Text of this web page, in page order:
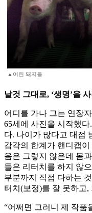
▲어린 돼지들
날것 그대로, ‘생명’을
어디를 가나 그는 연장
65세에 사진을 시작했
다. 나이가 많다고 대접
감각의 한계가 핸디캡
음은 그렇지 않은데 몸
들은 리터치를 하지 않
부분까지 직접 다하는
터치(보정)를 잘 못하고
“어쩌면 그러니 제 작품